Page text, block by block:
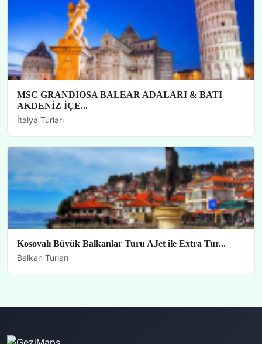
MSC GRANDIOSA BALEAR ADALARI & BATI
AKDENİZ İÇE...
İtalya Turları
Kosovalı Büyük Balkanlar Turu AJet ile Extra Tur...
Balkan Turları